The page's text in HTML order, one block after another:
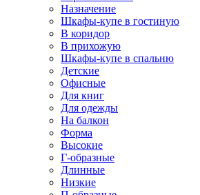
Назначение
Шкафы-купе в гостиную
В коридор
В прихожую
Шкафы-купе в спальню
Детские
Офисные
Для книг
Для одежды
На балкон
Форма
Высокие
Г-образные
Длинные
Низкие